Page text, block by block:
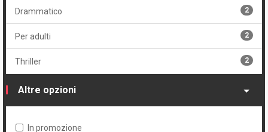
Cartonato oversized variant numerato 1
Volume unico 2
Drammatico 2
Per adulti 2
Thriller 2
Altre opzioni
In promozione